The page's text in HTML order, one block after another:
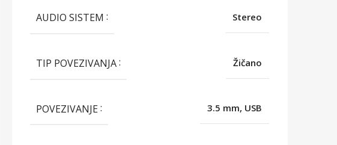
AUDIO SISTEM Stereo
TIP POVEZIVANJA Žičano
POVEZIVANJE 3.5 mm, USB